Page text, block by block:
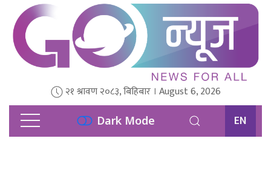
२१ श्रावण २०८३, बिहिबार । August 6, 2026
Dark Mode EN